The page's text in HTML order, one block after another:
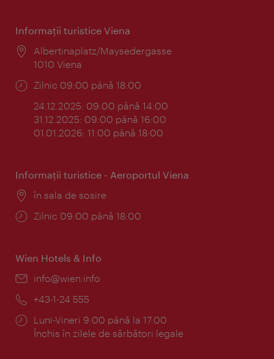
Informaţii turistice Viena
Locul:
Albertinaplatz/Maysedergasse
1010 Viena
Program:
Zilnic 09:00 până 18:00
24.12.2025: 09:00 până 14:00
31.12.2025: 09:00 până 16:00
01.01.2026: 11:00 până 18:00
Informaţii turistice - Aeroportul Viena
Locul:
în sala de sosire
Program:
Zilnic 09:00 până 18:00
Wien Hotels & Info
E-
info@wien.info
Telefon:
+43-1-24 555
Program:
Luni-Vineri 9:00 până la 17:00
Închis în zilele de sărbători legale